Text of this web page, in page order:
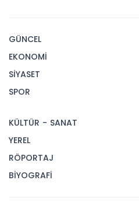
GÜNCEL
EKONOMİ
SİYASET
SPOR
KÜLTÜR - SANAT
YEREL
RÖPORTAJ
BİYOGRAFİ